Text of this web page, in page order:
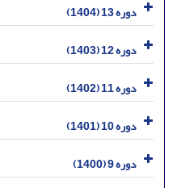
دوره 13 (1404)
دوره 12 (1403)
دوره 11 (1402)
دوره 10 (1401)
دوره 9 (1400)